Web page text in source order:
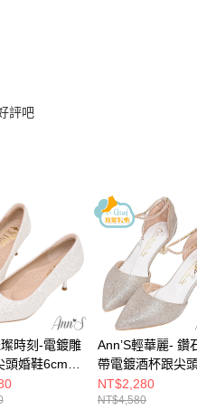
評吧
璨時刻-電鍍雕
頭婚鞋6cm-
Ann’S輕華麗- 鑽
帶電鍍酒杯跟尖
婚鞋6cm-金
NT$2,280
NT$4,580